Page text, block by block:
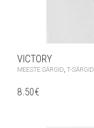
VICTORY
MEESTE SÄRGID T-SÄRGID
8.50€